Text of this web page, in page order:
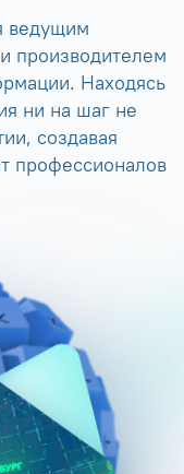
ведущим
производителем
Находясь
ни на шаг не
создавая
профессионалов